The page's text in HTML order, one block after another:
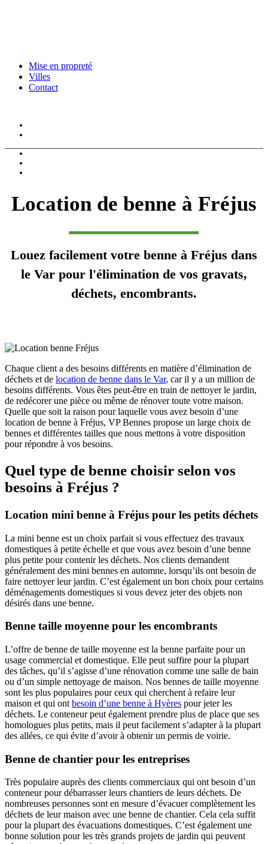
Mise en propreté
Villes
Contact
Location de benne à Fréjus
Louez facilement votre benne à Fréjus dans
le Var pour l'élimination de vos gravats,
déchets, encombrants.
Chaque client a des besoins différents en matière d’élimination de
déchets et de location de benne dans le Var, car il y a un million de
besoins différents. Vous êtes peut-être en train de nettoyer le jardin,
de redécorer une pièce ou même de rénover toute votre maison.
Quelle que soit la raison pour laquelle vous avez besoin d’une
location de benne à Fréjus, VP Bennes propose un large choix de
bennes et différentes tailles que nous mettons à votre disposition
pour répondre à vos besoins.
Quel type de benne choisir selon vos
besoins à Fréjus ?
Location mini benne à Fréjus pour les petits déchets
La mini benne est un choix parfait si vous effectuez des travaux
domestiques à petite échelle et que vous avez besoin d’une benne
plus petite pour contenir les déchets. Nos clients demandent
généralement des mini bennes en automne, lorsqu’ils ont besoin de
faire nettoyer leur jardin. C’est également un bon choix pour certains
déménagements domestiques si vous devez jeter des objets non
désirés dans une benne.
Benne taille moyenne pour les encombrants
L’offre de benne de taille moyenne est la benne parfaite pour un
usage commercial et domestique. Elle peut suffire pour la plupart
des tâches, qu’il s’agisse d’une rénovation comme une salle de bain
ou d’un simple nettoyage de maison. Nos bennes de taille moyenne
sont les plus populaires pour ceux qui cherchent à refaire leur
maison et qui ont besoin d’une benne à Hyères pour jeter les
déchets. Le conteneur peut également prendre plus de place que ses
homologues plus petits, mais il peut facilement s’adapter à la plupart
des allées, ce qui évite d’avoir à obtenir un permis de voirie.
Benne de chantier pour les entreprises
Très populaire auprès des clients commerciaux qui ont besoin d’un
conteneur pour débarrasser leurs chantiers de leurs déchets. De
nombreuses personnes sont en mesure d’évacuer complètement les
déchets de leur maison avec une benne de chantier. Cela cela suffit
pour la plupart des évacuations domestiques. C’est également une
bonne solution pour les très grands projets de jardin qui peuvent